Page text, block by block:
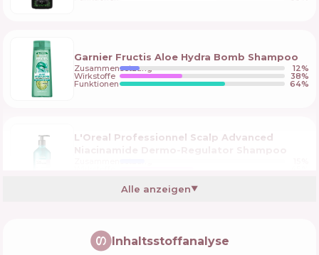
Garnier Fructis Aloe Hydra Bomb Shampoo
Zusammensetzung 12%
Wirkstoffe 38%
Funktionen 64%
L'Oreal Professionnel Scalp Advanced
Erayba Zb Set ZenActive Balance
Zusammensetzung
Wirkstoffe
Alle anzeigen▼
Inhaltsstoffanalyse